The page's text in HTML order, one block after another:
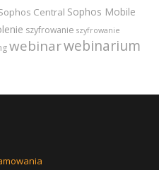
Central Sophos Mobile
szyfrowanie szyfrowanie
webinarwebinarium